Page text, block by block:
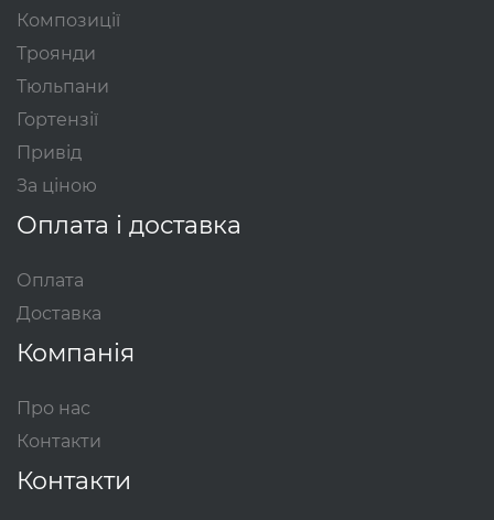
Композиції
Троянди
Тюльпани
Гортензії
Привід
За ціною
Оплата і доставка
Оплата
Доставка
Компанія
Про нас
Контакти
Контакти